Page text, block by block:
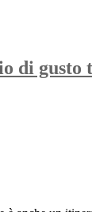
di gusto